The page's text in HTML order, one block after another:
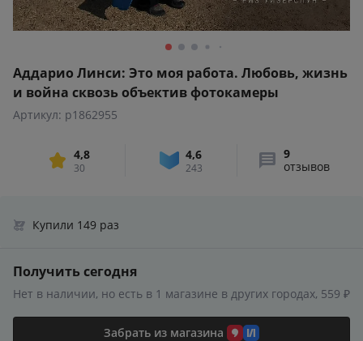
Аддарио Линси: Это моя работа. Любовь, жизнь
и война сквозь объектив фотокамеры
Артикул: p1862955
4,8
30
4,6
243
9
отзывов
Купили 149 раз
Получить сегодня
Нет в наличии, но есть в 1 магазине в других городах, 559 ₽
Забрать из магазина